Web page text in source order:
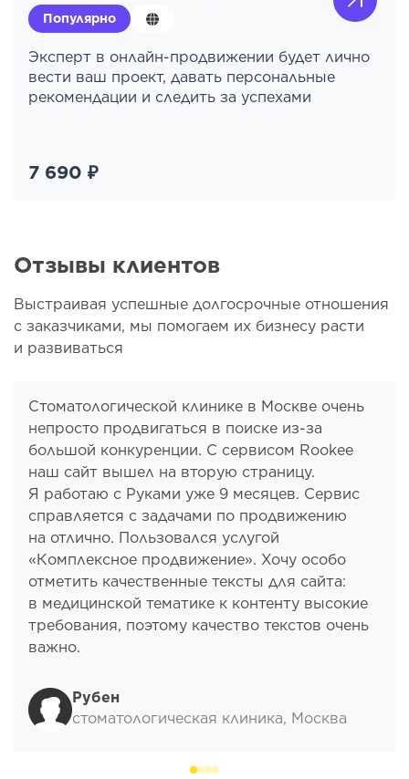
Популярно
Эксперт в онлайн-продвижении будет лично
вести ваш проект, давать персональные
рекомендации и следить за успехами
7 690 ₽
Отзывы клиентов
Выстраивая успешные долгосрочные отношения
с заказчиками, мы помогаем их бизнесу расти
и развиваться
Стоматологической клинике в Москве очень
непросто продвигаться в поиске из-за
большой конкуренции. С сервисом Rookee
наш сайт вышел на вторую страницу.
Я работаю с Руками уже 9 месяцев. Сервис
справляется с задачами по продвижению
на отлично. Пользовался услугой
«Комплексное продвижение». Хочу особо
отметить качественные тексты для сайта:
в медицинской тематике к контенту высокие
требования, поэтому качество текстов очень
важно.
Рубен
стоматологическая клиника, Москва